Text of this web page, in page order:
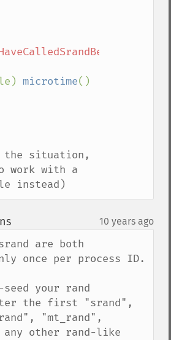
microtime()
the situation,
work with a
instead)
¶ 10 years ago
are both
once per process ID.
your rand
the first "srand",
"mt_rand",
other rand-like